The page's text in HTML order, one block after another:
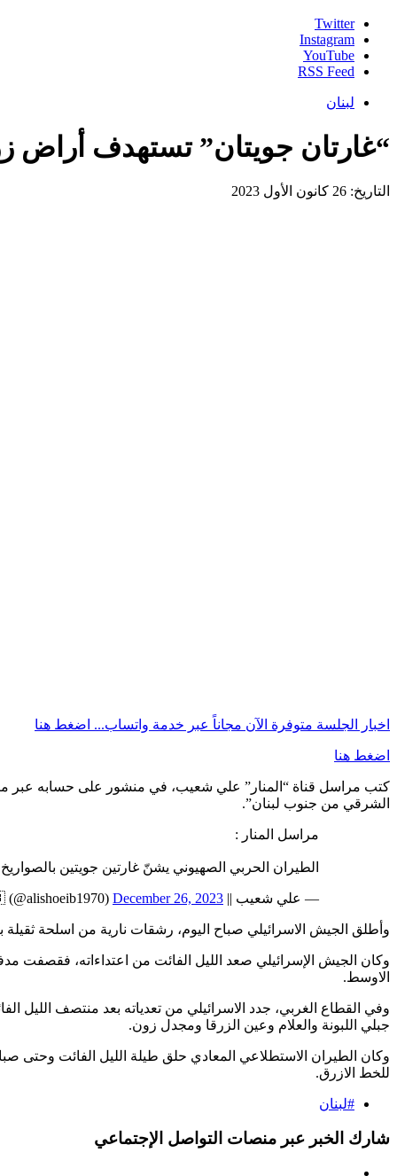
Twitter
Instagram
YouTube
RSS Feed
لبنان
“غارتان جويتان” تستهدف أراض
التاريخ: 26 كانون الأول 2023
اخبار الجلسة متوفرة الآن مجاناً عبر خدمة واتساب... اضغط هنا
اضغط هنا
كتب مراسل قناة “المنار” علي شعيب، في منشور على حسابه عبر
الشرقي من جنوب لبنان”.
مراسل المنار :
الطيران الحربي الصهيوني يشنّ غارتين جويتين
— علي شعيب || Ali Shoeib 🇱🇧 (@alishoeib1970) December 26, 2023
وأطلق الجيش الاسرائيلي صباح اليوم، رشقات نارية من اسلحة ثقيلة
وكان الجيش الإسرائيلي صعد الليل الفائت من اعتداءاته، فقصفت
الاوسط.
وفي القطاع الغربي، جدد الاسرائيلي من تعدياته بعد منتصف الليل
جبلي اللبونة والعلام وعين الزرقا ومجدل زون.
وكان الطيران الاستطلاعي المعادي حلق طيلة الليل الفائت وحتى
للخط الازرق.
#لبنان
شارك الخبر عبر منصات التواصل الإجتماعي